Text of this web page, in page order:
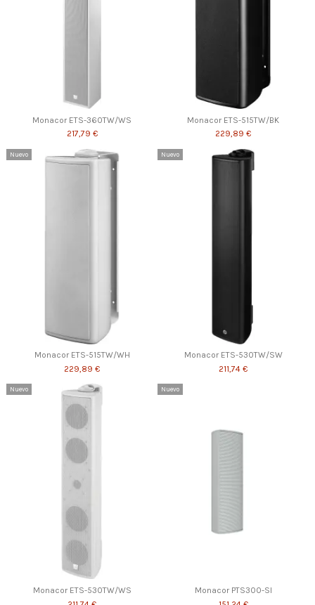
Monacor ETS-360TW/WS
217,79 €
Monacor ETS-515TW/BK
229,89 €
Nuevo
Monacor ETS-515TW/WH
229,89 €
Nuevo
Monacor ETS-530TW/SW
211,74 €
Nuevo
Monacor ETS-530TW/WS
Nuevo
Monacor PTS300-SI